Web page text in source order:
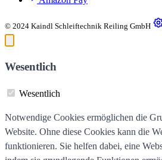
© 2024 Kaindl Schleiftechnik Reiling GmbH
Wesentlich
Wesentlich
Notwendige Cookies ermöglichen die
Website. Ohne diese Cookies kann die
funktionieren. Sie helfen dabei, eine